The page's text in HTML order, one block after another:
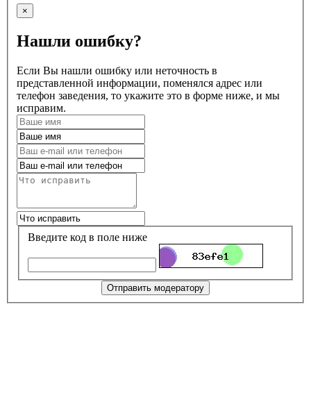
×
Нашли ошибку?
Если Вы нашли ошибку или неточность в
представленной информации, поменялся адрес или
телефон заведения, то укажите это в форме ниже, и мы
исправим.
Введите код в поле ниже
Отправить модератору